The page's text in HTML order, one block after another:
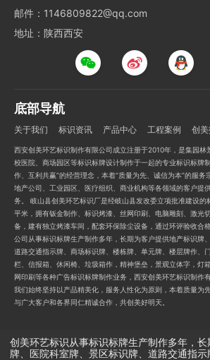
邮件：1146809822@qq.com
地址：陕西西安
底部导航
关于我们 标识资讯 产品中心 工程案例 创
西安创美环艺标识制作有限公司成立注册于2010年，是集园林
校医院、商场园区等标识标牌设计制作于一起的专业标识标牌
作、互利共赢”的经营理念，本着“质量为先、诚信为本”的服
地产公司、工业园区、医疗组织、商业机构等各领域的客户提
务。 岐山县创美环艺标识厂是经岐山县发改委立项批准建设
平米，拥有钣金制作、标识烤漆、丝网印刷、电脑雕刻、激光
备，建有独立烤漆车间，配套环保除尘设备，通过环评验收合格
公司从事标识标牌生产制作多年，长期为客户提供地产标识牌
道路交通指示牌、商场标识牌、楼栋牌、单元牌、楼层牌作、
栏、信报箱、休闲椅、垃圾箱作，精神堡垒，景观立体字，灯
网印刷等各种广告标识标牌制作业务，西安创美环艺标识制作
我们始终坚持以产品精美化，服务人性化为原则，本着质量为
与广大客户和各界同仁精诚合作，共创美好明天。
创美环艺标识从事标识标牌生产制作多年，
牌、医院科室牌、景区标识牌、道路交通指